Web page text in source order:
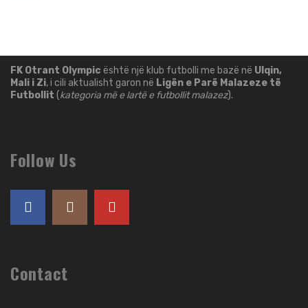
FK Otrant Olympic është një klub futbolli me bazë në Ulqin,
Mali i Zi, i cili aktualisht garon në Ligën e Parë Malazeze të
Futbollit (kategoria më e lartë e futbollit malazez).
Follow Us
Contact